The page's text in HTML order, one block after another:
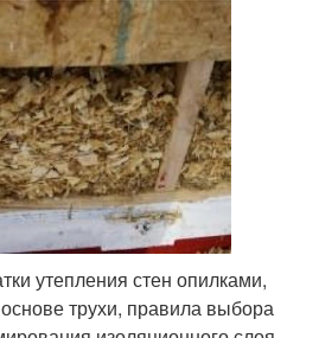
утепления стен опилками,
трухи, правила выбора